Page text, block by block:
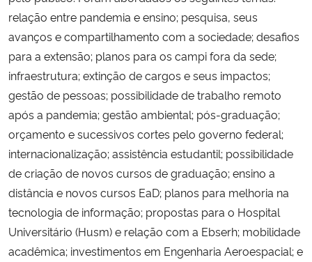
relação entre pandemia e ensino; pesquisa, seus
avanços e compartilhamento com a sociedade; desafios
para a extensão; planos para os campi fora da sede;
infraestrutura; extinção de cargos e seus impactos;
gestão de pessoas; possibilidade de trabalho remoto
após a pandemia; gestão ambiental; pós-graduação;
orçamento e sucessivos cortes pelo governo federal;
internacionalização; assistência estudantil; possibilidade
de criação de novos cursos de graduação; ensino a
distância e novos cursos EaD; planos para melhoria na
tecnologia de informação; propostas para o Hospital
Universitário (Husm) e relação com a Ebserh; mobilidade
acadêmica; investimentos em Engenharia Aeroespacial; e